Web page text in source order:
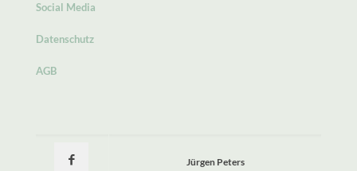
Social Media
Datenschutz
AGB
Jürgen Peters